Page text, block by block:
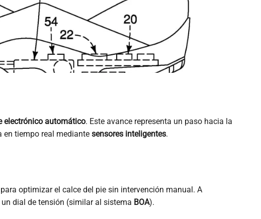
electrónico automático. Este avance representa un paso hacia la
en tiempo real mediante sensores inteligentes.
optimizar el calce del pie sin intervención manual. A
dial de tensión (similar al sistema BOA).